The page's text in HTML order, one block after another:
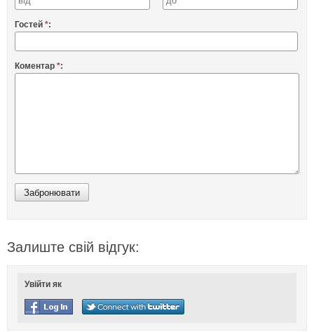
Гостей *:
Коментар *:
Залиште свій відгук:
Увійти як